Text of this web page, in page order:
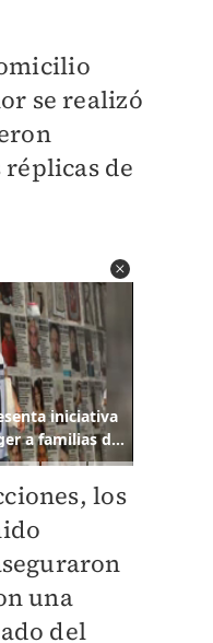
se realizó
de
los
una
del